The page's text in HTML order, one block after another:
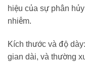
hiệu của sự phân
nhiễm.
Kích thước và độ
gian dài, và thường